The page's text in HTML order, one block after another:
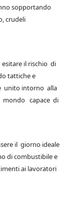
sopportando
crudeli
il rischio di
tattiche e
unito intorno alla
mondo capace di
il giorno ideale
di combustibile e
ai lavoratori